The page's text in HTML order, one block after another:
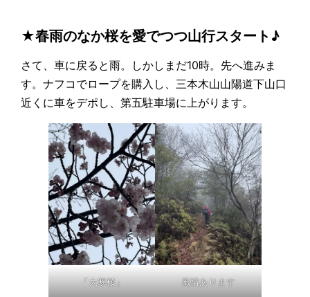
★春雨のなか桜を愛でつつ山行スタート♪
さて、車に戻ると雨。しかしまだ10時。先へ進みま
す。ナフコでロープを購入し、三本木山山陽道下山口
近くに車をデポし、第五駐車場に上がります。
「大寒桜」 風情あります